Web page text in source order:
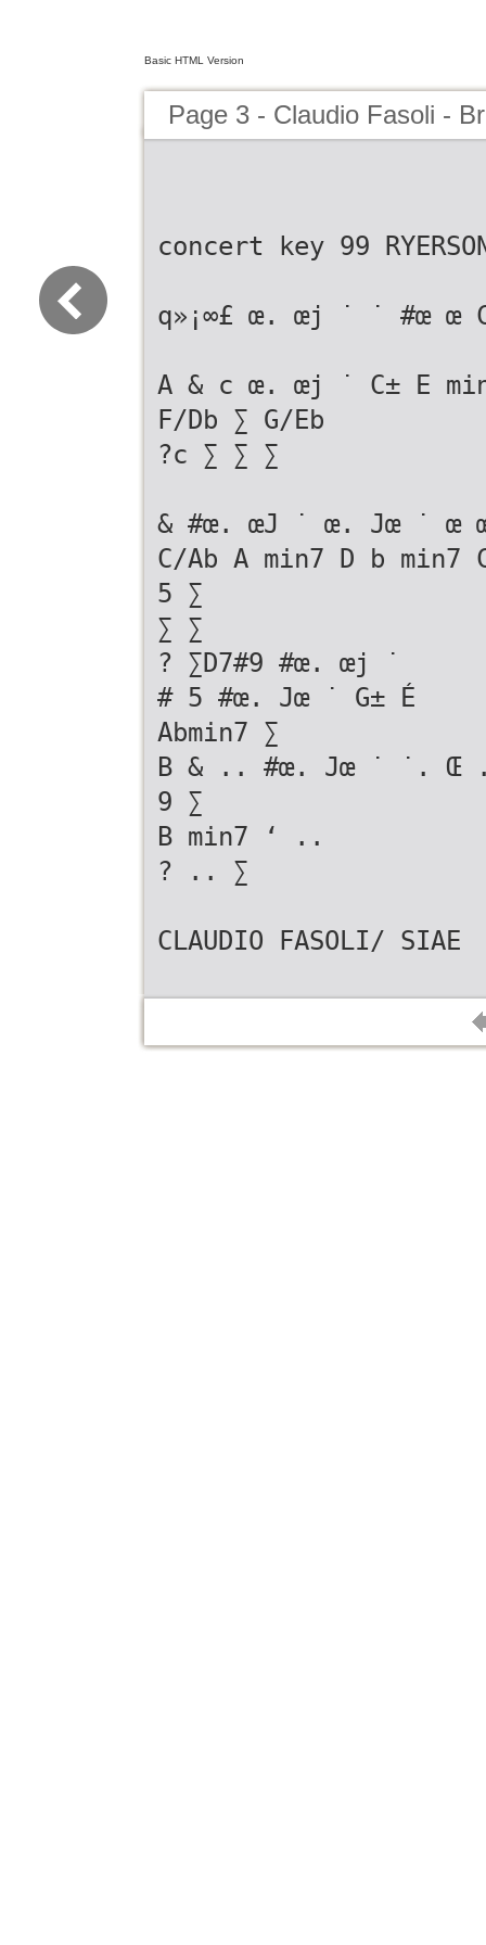
Basic HTML Version
Page 3 - Claudio Fasoli -
concert key 99
q»¡∞£ œ. œj ˙ ˙ #œ œ
A & c œ. œj ˙ C± E
F/Db ∑ G/Eb
?c ∑ ∑ ∑
& #œ. œJ ˙ œ. Jœ ˙ œ
C/Ab A min7 D b min7
5 ∑
∑ ∑
? ∑D7#9 #œ. œj ˙
# 5 #œ. Jœ ˙ G± É
Abmin7 ∑
B & .. #œ. Jœ ˙ ˙. Œ
9 ∑
B min7 ‘ ..
? .. ∑
CLAUDIO FASOLI/ SIAE